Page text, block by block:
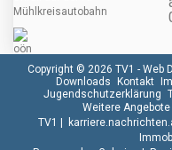
Copyright © 2026 TV1 - Web
Downloads
Kontakt
Jugendschutzerklärung
Weitere
TV1